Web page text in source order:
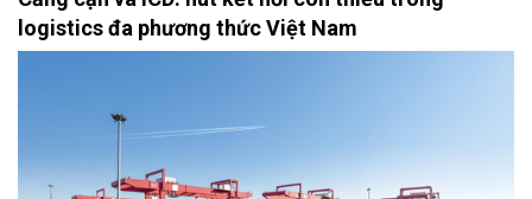
logistics đa phương thức Việt Nam